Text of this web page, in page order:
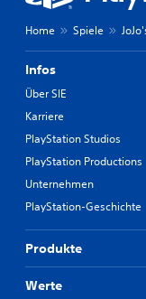
Home Spiele
Infos
Über SIE
Karriere
PlayStation Studios
PlayStation Productions
Unternehmen
PlayStation-Geschichte
Produkte
Werte